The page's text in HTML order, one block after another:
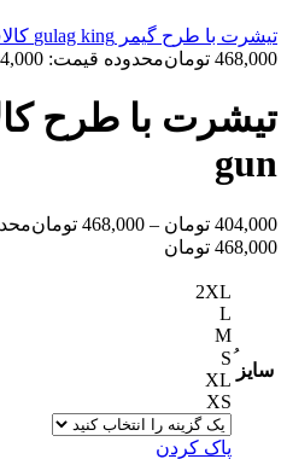
تیشرت با طرح گیمر gulag king کالاف
468,000 تومانمحدوده قیمت: 404,000 تومان تا 468,000 تومان
gun
404,000 تومان –
468,000 تومان
468,000 تومان
سایز
2XL
L
M
XL
XS
پاک کردن